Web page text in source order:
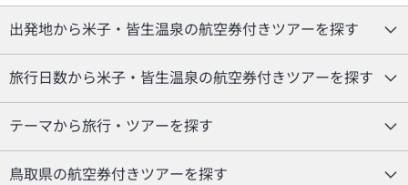
出発地から米子・皆生温泉の航空券付きツアーを探す
旅行日数から米子・皆生温泉の航空券付きツアーを探す
テーマから旅行・ツアーを探す
鳥取県の航空券付きツアーを探す